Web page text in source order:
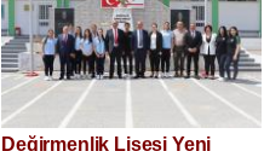
Değirmenlik Lisesi Yeni